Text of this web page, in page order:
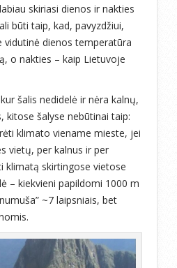
skiriasi dienos ir nakties
būti taip, kad, pavyzdžiui,
vidutinė dienos temperatūra
o nakties – kaip Lietuvoje
šalis nedidelė ir nėra kalnų,
kitose šalyse nebūtinai taip:
klimato viename mieste, jei
vietų, per kalnus ir per
klimatą skirtingose vietose
– kiekvieni papildomi 1000 m
~7 laipsniais, bet